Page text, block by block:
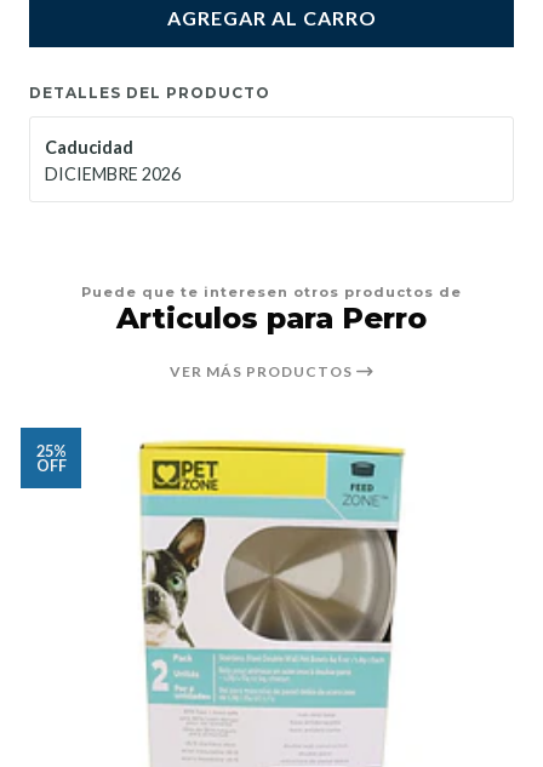
AGREGAR AL CARRO
DETALLES DEL PRODUCTO
Caducidad
DICIEMBRE 2026
Puede que te interesen otros productos de
Articulos para Perro
VER MÁS PRODUCTOS
25%
OFF